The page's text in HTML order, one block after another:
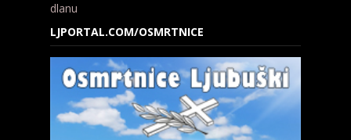
dlanu
LJPORTAL.COM/OSMRTNICE